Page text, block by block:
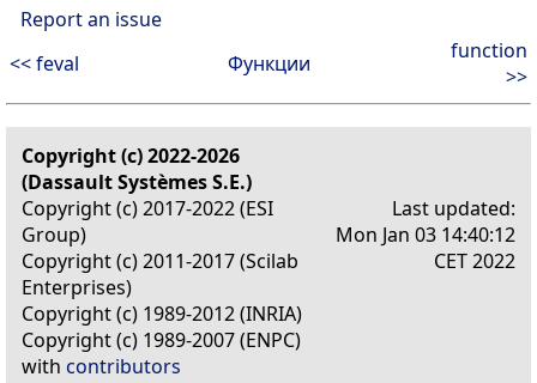
Report an issue
<< feval
Функции
function
>>
Copyright (c) 2022-2026
(Dassault Systèmes S.E.)
Copyright (c) 2017-2022 (ESI
Group)
Copyright (c) 2011-2017 (Scilab
Enterprises)
Copyright (c) 1989-2012 (INRIA)
Copyright (c) 1989-2007 (ENPC)
with contributors
Last updated:
Mon Jan 03 14:40:12
CET 2022